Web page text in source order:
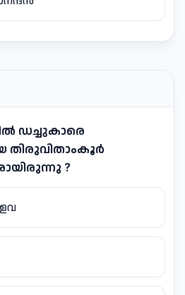
ഡച്ചുകാരെ
തിരുവിതാംകൂർ
?